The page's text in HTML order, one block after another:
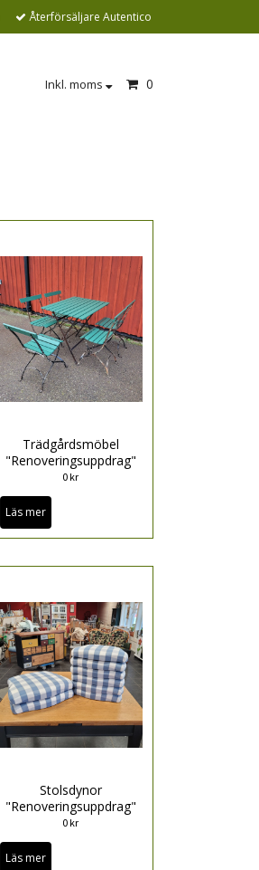
Återförsäljare Autentico
Inkl. moms 0
Trädgårdsmöbel
"Renoveringsuppdrag"
0 kr
Läs mer
Stolsdynor
"Renoveringsuppdrag"
0 kr
Läs mer